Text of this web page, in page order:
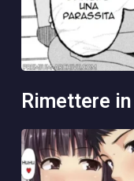
rimettere